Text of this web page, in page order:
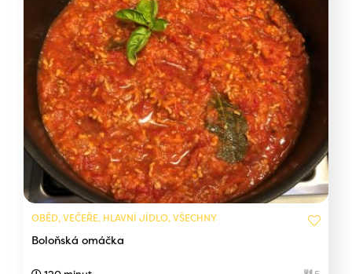
OBĚD, VEČEŘE, HLAVNÍ JÍDLO, VŠECHNY
Boloňská omáčka